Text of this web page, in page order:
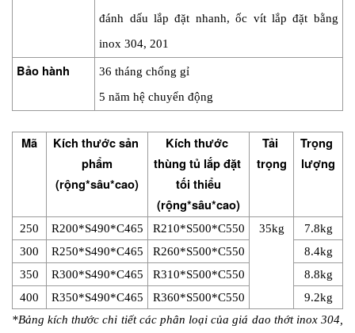
đánh dấu lắp đặt nhanh, ốc vít lắp đặt bằng
inox 304, 201
Bảo hành
36 tháng chống gỉ
5 năm hệ chuyển động
Mã
Kích thước sản
phẩm
(rộng*sâu*cao)
Kích thước
thùng tủ lắp đặt
tối thiểu
(rộng*sâu*cao)
Tải
trọng
Trọng
lượng
250 R200*S490*C465 R210*S500*C550 35kg
7.8kg
300
R250*S490*C465 R260*S500*C550
8.4kg
350
R300*S490*C465 R310*S500*C550
8.8kg
400
R350*S490*C465 R360*S500*C550
9.2kg
*Bảng kích thước chi tiết các phân loại của giá dao thớt inox 304,